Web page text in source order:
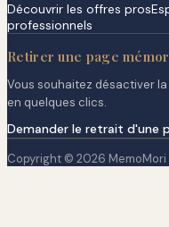
Découvrir les offres pros
professionnels
Retirer une page
Vous souhaitez désactiver
en quelques clics.
Demander le retrait d'une
Copyright © 2026 MemoMori